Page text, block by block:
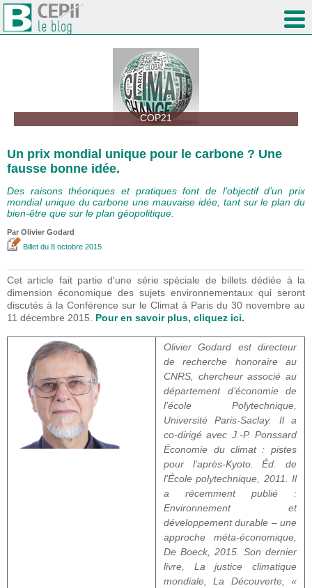
COP21
Un prix mondial unique pour le carbone ? Une
fausse bonne idée.
Des raisons théoriques et pratiques font de l’objectif d’un prix
mondial unique du carbone une mauvaise idée, tant sur le plan du
bien-être que sur le plan géopolitique.
Par Olivier Godard
Billet du 8 octobre 2015
Cet article fait partie d'une série spéciale de billets dédiée à la
dimension économique des sujets environnementaux qui seront
discutés à la Conférence sur le Climat à Paris du 30 novembre au
11 décembre 2015. Pour en savoir plus, cliquez ici.
Olivier Godard est directeur
de recherche honoraire au
CNRS, chercheur associé au
département d’économie de
l’école Polytechnique,
Université Paris-Saclay. Il a
co-dirigé avec J.-P. Ponssard
Économie du climat : pistes
pour l’après-Kyoto.Éd. de
l’École polytechnique, 2011. Il
a récemment publié :
Environnement et
développement durable – une
approche méta-économique,
De Boeck, 2015. Son dernier
livre, La justice climatique
mondiale, La Découverte, «